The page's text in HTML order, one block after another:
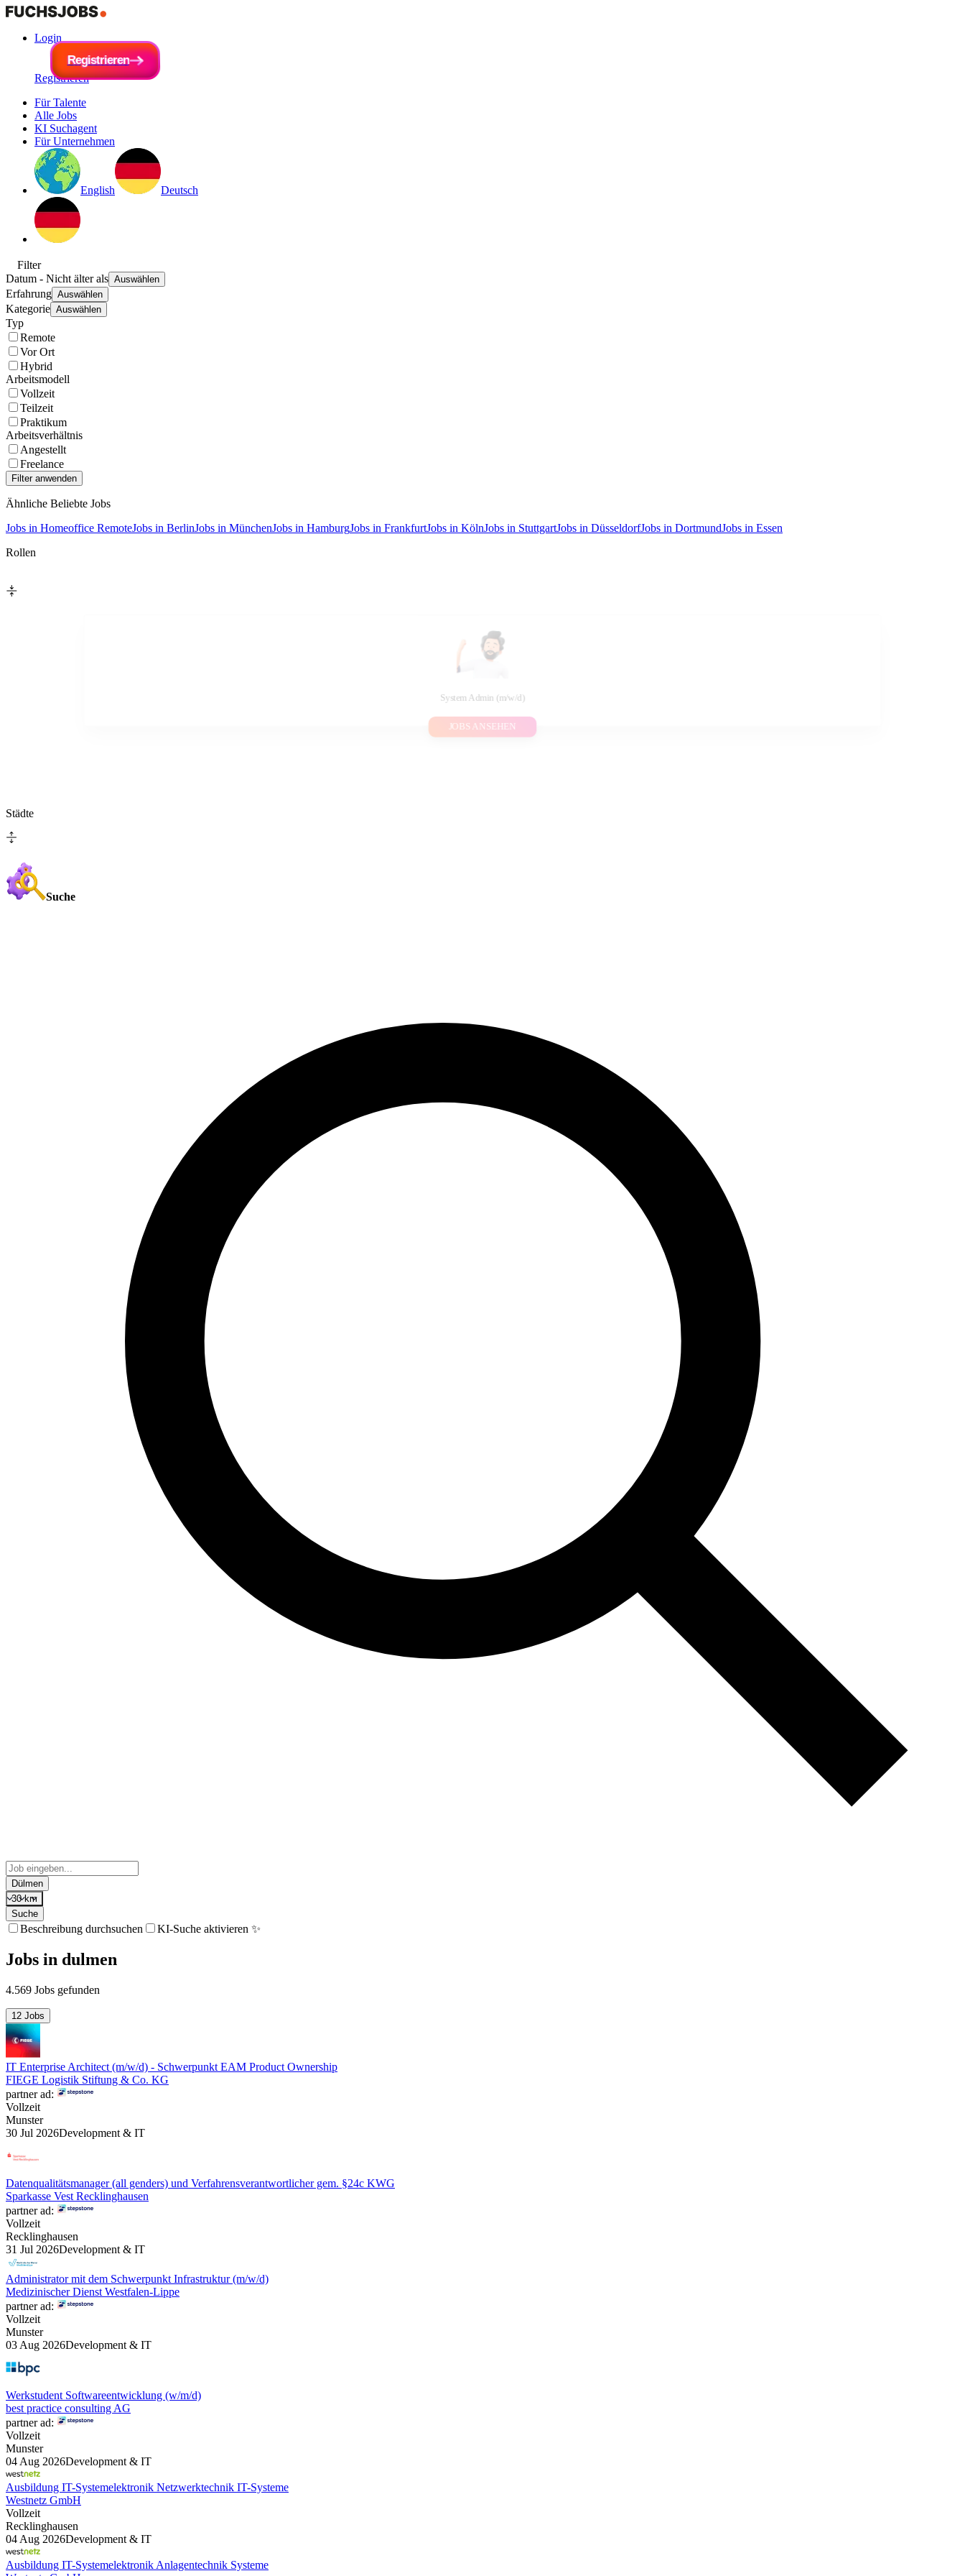
Login
Registrieren
Registrieren
Registrieren
Für Talente
Alle Jobs
KI Suchagent
Für Unternehmen
English Deutsch
Filter
Datum - Nicht älter als Auswählen
Erfahrung Auswählen
Kategorie Auswählen
Typ
Remote
Vor Ort
Hybrid
Arbeitsmodell
Vollzeit
Teilzeit
Praktikum
Arbeitsverhältnis
Angestellt
Freelance
Ähnliche Beliebte Jobs
Jobs in Homeoffice RemoteJobs in BerlinJobs in MünchenJobs in HamburgJobs in FrankfurtJobs in KölnJobs in StuttgartJobs in DüsseldorfJobs in DortmundJobs in Essen
Rollen
System Admin (m/w/d)
JOBS ANSEHEN
Städte
Suche
Dülmen
30 km
Suche
Beschreibung durchsuchen KI-Suche aktivieren ✨
Jobs in dulmen
4.569 Jobs gefunden
12 Jobs
IT Enterprise Architect (m/w/d) - Schwerpunkt EAM Product Ownership
FIEGE Logistik Stiftung & Co. KG
partner ad:
Vollzeit
Munster
30 Jul 2026Development & IT
Datenqualitätsmanager (all genders) und Verfahrensverantwortlicher gem. §24c KWG
Sparkasse Vest Recklinghausen
partner ad:
Vollzeit
Recklinghausen
31 Jul 2026Development & IT
Administrator mit dem Schwerpunkt Infrastruktur (m/w/d)
Medizinischer Dienst Westfalen-Lippe
partner ad:
Vollzeit
Munster
03 Aug 2026Development & IT
Werkstudent Softwareentwicklung (w/m/d)
best practice consulting AG
partner ad:
Vollzeit
Munster
04 Aug 2026Development & IT
Ausbildung IT-Systemelektronik Netzwerktechnik IT-Systeme
Westnetz GmbH
Vollzeit
Recklinghausen
04 Aug 2026Development & IT
Ausbildung IT-Systemelektronik Anlagentechnik Systeme